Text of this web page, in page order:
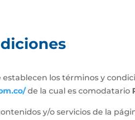
los términos y
de la cual es comodatario
y/o servicios de la